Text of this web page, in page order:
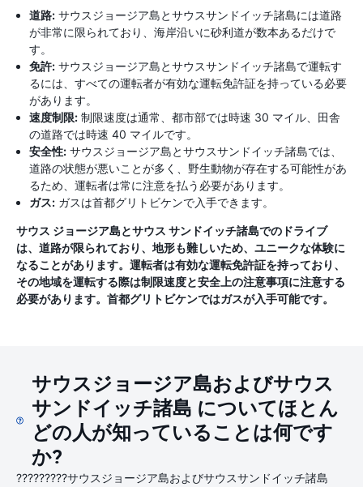
道路: サウスジョージア島とサウスサンドイッチ諸島には道路
が非常に限られており、海岸沿いに砂利道が数本あるだけで
す。
免許: サウスジョージア島とサウスサンドイッチ諸島で運転す
るには、すべての運転者が有効な運転免許証を持っている必要
があります。
速度制限: 制限速度は通常、都市部では時速 30 マイル、田舎
の道路では時速 40 マイルです。
安全性: サウスジョージア島とサウスサンドイッチ諸島では、
道路の状態が悪いことが多く、野生動物が存在する可能性があ
るため、運転者は常に注意を払う必要があります。
ガス: ガスは首都グリトビケンで入手できます。
サウス ジョージア島とサウス サンドイッチ諸島でのドライブ
は、道路が限られており、地形も難しいため、ユニークな体験に
なることがあります。運転者は有効な運転免許証を持っており、
その地域を運転する際は制限速度と安全上の注意事項に注意する
必要があります。首都グリトビケンではガスが入手可能です。
サウスジョージア島およびサウス
サンドイッチ諸島 についてほとん
どの人が知っていることは何です
か?
?????????サウスジョージア島およびサウスサンドイッチ諸島